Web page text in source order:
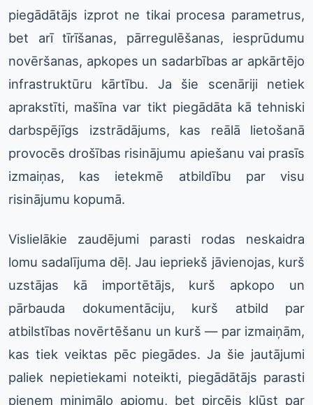
piegādātājs izprot ne tikai procesa parametrus,
bet arī tīrīšanas, pārregulēšanas, iesprūdumu
novēršanas, apkopes un sadarbības ar apkārtējo
infrastruktūru kārtību. Ja šie scenāriji netiek
aprakstīti, mašīna var tikt piegādāta kā tehniski
darbspējīgs izstrādājums, kas reālā lietošanā
provocēs drošības risinājumu apiešanu vai prasīs
izmaiņas, kas ietekmē atbildību par visu
risinājumu kopumā.
Vislielākie zaudējumi parasti rodas neskaidra
lomu sadalījuma dēļ. Jau iepriekš jāvienojas, kurš
uzstājas kā importētājs, kurš apkopo un
pārbauda dokumentāciju, kurš atbild par
atbilstības novērtēšanu un kurš — par izmaiņām,
kas tiek veiktas pēc piegādes. Ja šie jautājumi
paliek nepietiekami noteikti, piegādātājs parasti
pieņem minimālo apjomu, bet pircējs kļūst par